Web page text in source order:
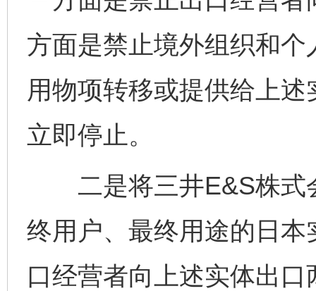
方面是禁止境外组织和
用物项转移或提供给上
立即停止。
二是将三井E&S株式
终用户、最终用途的日
口经营者向上述实体出